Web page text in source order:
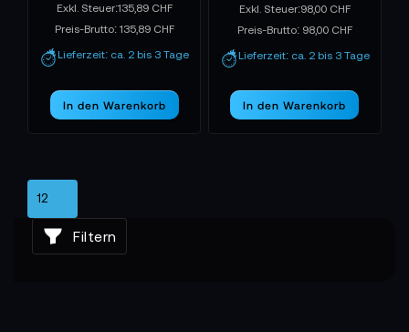
135,89 CHF
Preis-Brutto: 135,89 CHF
Lieferzeit: ca. 2 bis 3 Tage
In den Warenkorb
98,00 CHF
Preis-Brutto: 98,00 CHF
Lieferzeit: ca. 2 bis 3 Tage
In den Warenkorb
Filtern